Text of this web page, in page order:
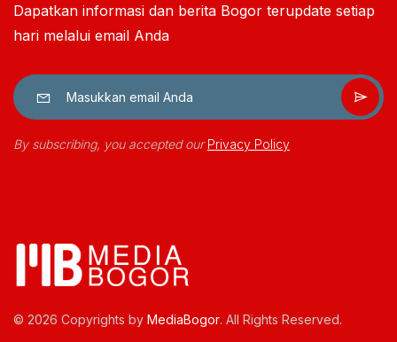
Dapatkan informasi dan berita Bogor terupdate setiap
hari melalui email Anda
By subscribing, you accepted ourPrivacy Policy
© 2026 Copyrights by MediaBogor. All Rights Reserved.